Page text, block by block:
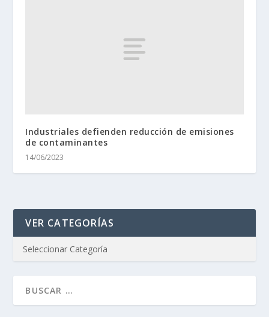
Industriales defienden reducción de emisiones
de contaminantes
14/06/2023
VER CATEGORÍAS